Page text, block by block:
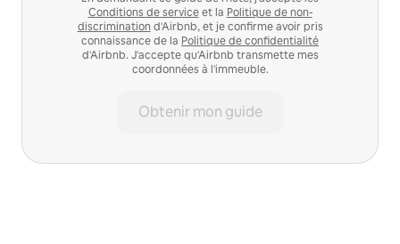
Conditions de serviceet la Politique de non-
discrimination d'Airbnb, et je confirme avoir pris
connaissance de la Politique de confidentialité
d'Airbnb. J'accepte qu'Airbnb transmette mes
coordonnées à l'immeuble.
Obtenir mon guide